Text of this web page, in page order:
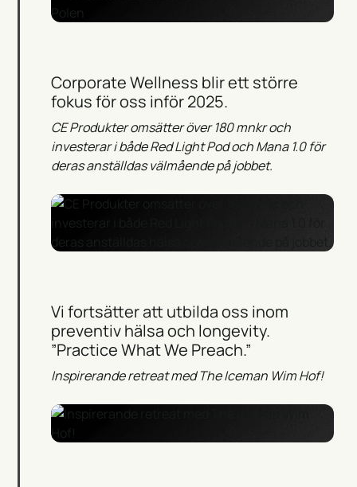
Corporate Wellness blir ett större
fokus för oss inför 2025.
CE Produkter omsätter över 180 mnkr och
investerar i både Red Light Pod och Mana 1.0 för
deras anställdas välmående på jobbet.
Vi fortsätter att utbilda oss inom
preventiv hälsa och longevity.
”Practice What We Preach.”
Inspirerande retreat med The Iceman Wim Hof!